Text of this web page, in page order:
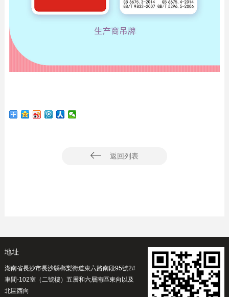
返回列表
地址
湖南省長沙市長沙縣榔梨街道東六路南段95號2#
車間-102室（二號樓）五層和六層南區東向以及
北區西向